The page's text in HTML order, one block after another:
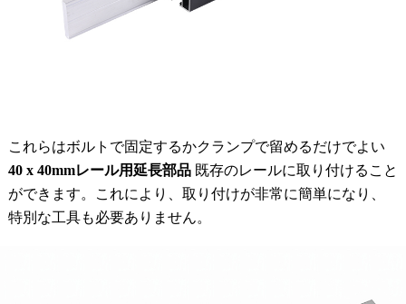
これらはボルトで固定するかクランプで留めるだけでよい
40 x 40mmレール用延長部品 既存のレールに取り付けること
ができます。これにより、取り付けが非常に簡単になり、
特別な工具も必要ありません。